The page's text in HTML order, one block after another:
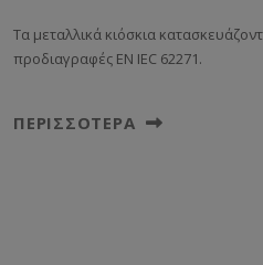
Τα μεταλλικά κιόσκια
προδιαγραφές EN IEC 62271.
ΠΕΡΙΣΣΌΤΕΡΑ